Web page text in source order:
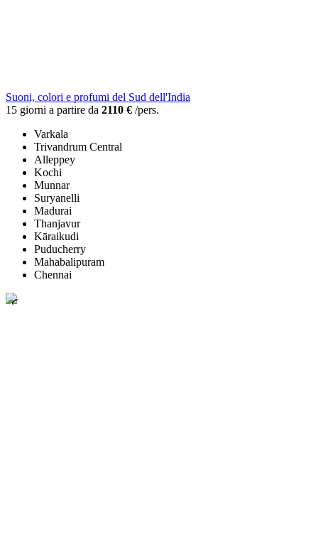
Suoni, colori e profumi del Sud dell'India
15 giorni a partire da 2110 € /pers.
Varkala
Trivandrum Central
Alleppey
Kochi
Munnar
Suryanelli
Madurai
Thanjavur
Kāraikudi
Puducherry
Mahabalipuram
Chennai